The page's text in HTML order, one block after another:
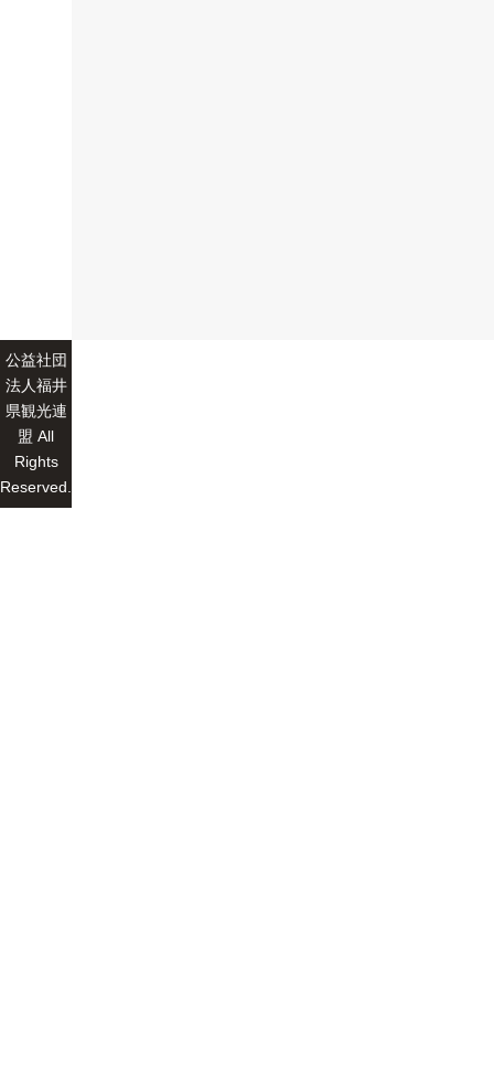
公益社団
法人福井
県観光連
盟 All
Rights
Reserved.